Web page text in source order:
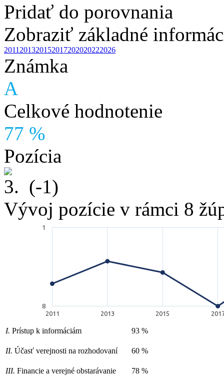
Pridať do porovnania
Zobraziť základné
2011 201320152017202020222026
Známka
A
Celkové hodnotenie
77 %
Pozícia
3. (-1)
Vývoj pozície v rámci 8
2011 2013 2015
1
8
I. Prístup k informáciám 93 %
II. Účasť verejnosti na rozhodovaní 60 %
III. Financie a verejné obstarávanie 78 %